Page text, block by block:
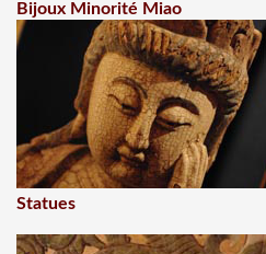
Bijoux Minorité Miao
Statues